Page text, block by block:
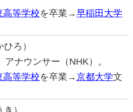
高等学校を卒業→早稲田大学
ろ）
アナウンサー（NHK）。
高等学校を卒業→京都大学文
）